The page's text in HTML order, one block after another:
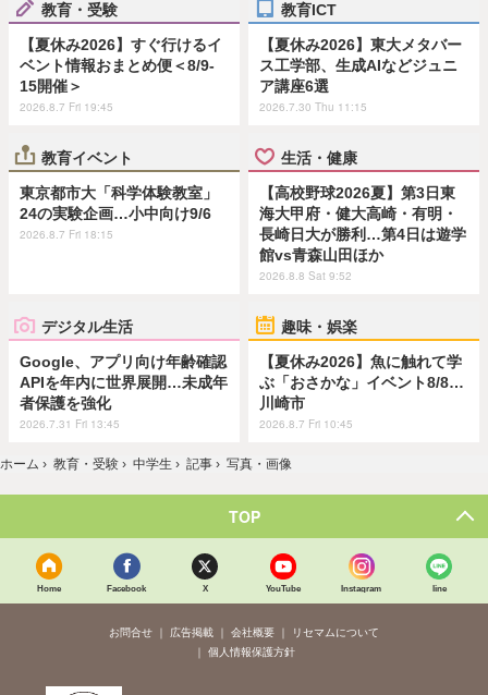
教育・受験
【夏休み2026】すぐ行けるイ
ベント情報おまとめ便＜8/9-
15開催＞
2026.8.7 Fri 19:45
教育ICT
【夏休み2026】東大メタバー
ス工学部、生成AIなどジュニ
ア講座6選
2026.7.30 Thu 11:15
教育イベント
東京都市大「科学体験教室」
24の実験企画…小中向け9/6
2026.8.7 Fri 18:15
生活・健康
【高校野球2026夏】第3日東
海大甲府・健大高崎・有明・
長崎日大が勝利…第4日は遊学
館vs青森山田ほか
2026.8.8 Sat 9:52
デジタル生活
Google、アプリ向け年齢確認
APIを年内に世界展開…未成年
者保護を強化
2026.7.31 Fri 13:45
趣味・娯楽
【夏休み2026】魚に触れて学
ぶ「おさかな」イベント8/8…
川崎市
2026.8.7 Fri 10:45
ホーム › 教育・受験 › 中学生 › 記事 › 写真・画像
TOP
Home Facebook X YouTube Instagram line
お問合せ 広告掲載 会社概要
リセマムについて
個人情報保護方針